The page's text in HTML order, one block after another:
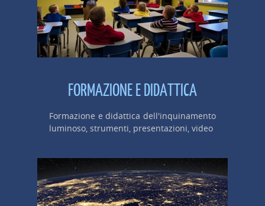
FORMAZIONE E DIDATTICA
Formazione e didattica dell'inquinamento
luminoso, strumenti, presentazioni, video